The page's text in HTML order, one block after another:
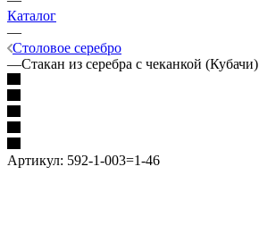
Каталог
—
Столовое серебро
—Стакан из серебра с чеканкой (Кубачи)
Артикул: 592-1-003=1-46